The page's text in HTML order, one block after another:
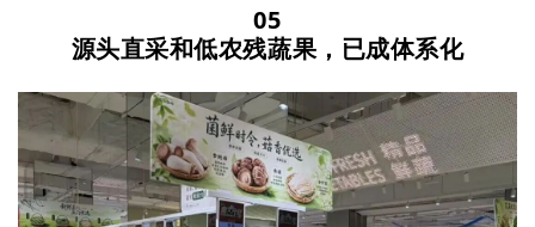
05
源头直采和低农残蔬果，已成体系化